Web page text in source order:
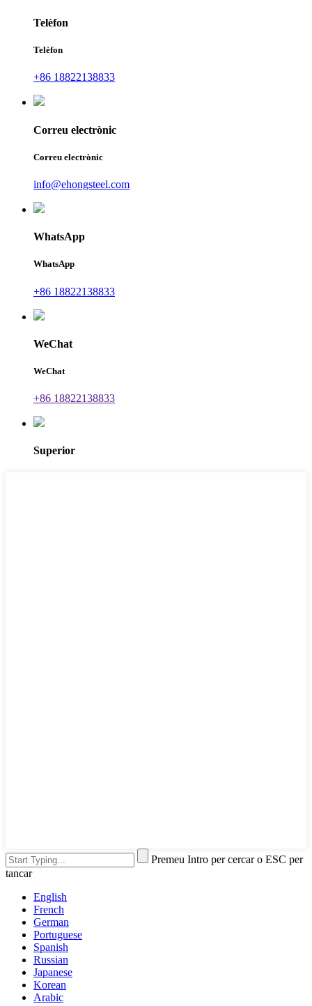
Telèfon
Telèfon
+86 18822138833
Correu electrònic
Correu electrònic
info@ehongsteel.com
WhatsApp
WhatsApp
+86 18822138833
WeChat
WeChat
+86 18822138833
Superior
Premeu Intro per cercar o ESC per
tancar
English
French
German
Portuguese
Spanish
Russian
Japanese
Korean
Arabic